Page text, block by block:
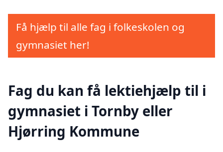
Få hjælp til alle fag i folkeskolen og
gymnasiet her!
Fag du kan få lektiehjælp til i
gymnasiet i Tornby eller
Hjørring Kommune